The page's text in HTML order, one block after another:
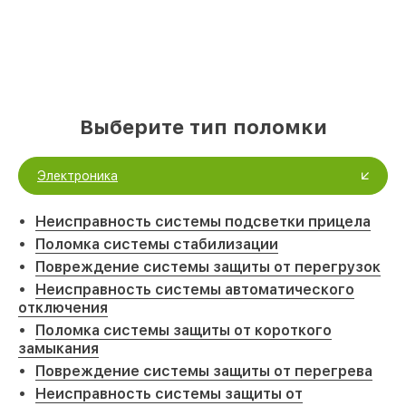
Выберите тип поломки
Электроника
Неисправность системы подсветки прицела
Поломка системы стабилизации
Повреждение системы защиты от перегрузок
Неисправность системы автоматического
отключения
Поломка системы защиты от короткого
замыкания
Повреждение системы защиты от перегрева
Неисправность системы защиты от